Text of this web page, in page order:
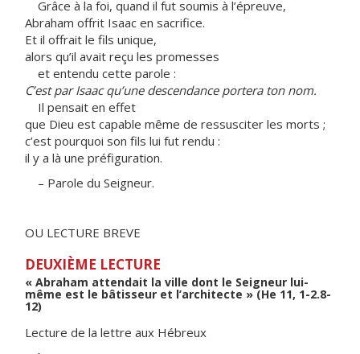
Grâce à la foi, quand il fut soumis à l’épreuve,
Abraham offrit Isaac en sacrifice.
Et il offrait le fils unique,
alors qu’il avait reçu les promesses
et entendu cette parole :
C’est par Isaac qu’une descendance portera ton nom.
Il pensait en effet
que Dieu est capable même de ressusciter les morts ;
c’est pourquoi son fils lui fut rendu :
il y a là une préfiguration.
– Parole du Seigneur.
OU LECTURE BREVE
DEUXIÈME LECTURE
« Abraham attendait la ville dont le Seigneur lui-
même est le bâtisseur et l’architecte » (He 11, 1-2.8-
12)
Lecture de la lettre aux Hébreux